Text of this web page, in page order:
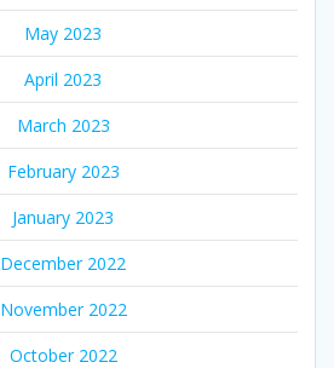
May 2023
April 2023
March 2023
February 2023
January 2023
December 2022
November 2022
October 2022